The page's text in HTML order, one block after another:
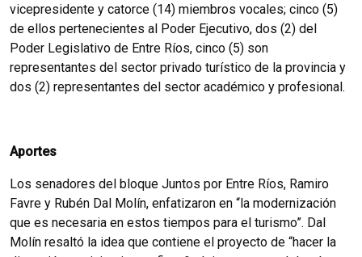
vicepresidente y catorce (14) miembros vocales; cinco (5)
de ellos pertenecientes al Poder Ejecutivo, dos (2) del
Poder Legislativo de Entre Ríos, cinco (5) son
representantes del sector privado turístico de la provincia y
dos (2) representantes del sector académico y profesional.
Aportes
Los senadores del bloque Juntos por Entre Ríos, Ramiro
Favre y Rubén Dal Molín, enfatizaron en “la modernización
que es necesaria en estos tiempos para el turismo”. Dal
Molín resaltó la idea que contiene el proyecto de “hacer la